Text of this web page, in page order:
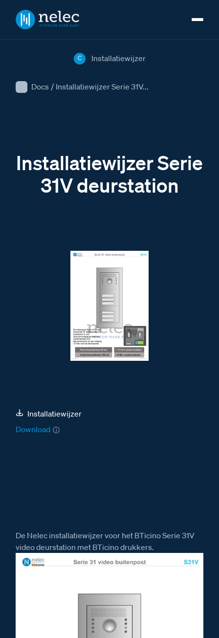
Docs / Installatiewijzer Serie 31V...
C Installatiewijzer
Installatiewijzer Serie
31V deurstation
Installatiewijzer
Download
De Nelec installatiewijzer voor het BTicino Serie 31V
video deurstation met BTicino drukkers.